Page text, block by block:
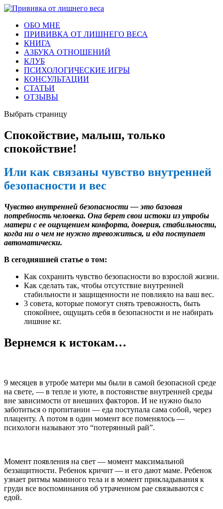
ОБО МНЕ
ПРИВИВКА ОТ ЛИШНЕГО ВЕСА
КНИГА
АЗБУКА ОТНОШЕНИЙ
КЛУБ
ПСИХОЛОГИЧЕСКИЕ ИГРЫ
КОНСУЛЬТАЦИИ
СТАТЬИ
ОТЗЫВЫ
Выбрать страницу
Спокойствие, малыш, только
спокойствие!
Или как связаны чувство внутренней
безопасности и вес
Чувство внутренней безопасности — это базовая
потребность человека. Она берет свои истоки из утробы
матери с ее ощущением комфорта, доверия, стабильности,
когда ни о чем не нужно тревожиться, и еда поступает
автоматически.
В сегодняшней статье о том:
Как сохранить чувство безопасности во взрослой жизни.
Как сделать так, чтобы отсутствие внутренней
стабильности и защищенности не повлияло на ваш вес.
3 совета, которые помогут снять тревожность, быть
спокойнее, ощущать себя в безопасности и не набирать
лишние кг.
Вернемся к истокам…
9 месяцев в утробе матери мы были в самой безопасной среде
на свете, — в тепле и уюте, в постоянстве внутренней среды
вне зависимости от внешних факторов. И не нужно было
заботиться о пропитании — еда поступала сама собой, через
плаценту. А потом в один момент все поменялось —
психологи называют это “потерянный рай”.
Момент появления на свет — момент максимальной
беззащитности. Ребенок кричит — и его дают маме. Ребенок
узнает ритмы маминого тела и в момент прикладывания к
груди все воспоминания об утраченном рае связываются с
едой.